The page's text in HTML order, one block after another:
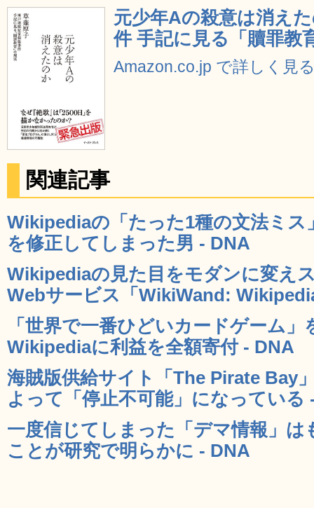
元少年Aの殺意は消え
件 手記に見る「贖罪教
Amazon.co.jp で詳しく見
関連記事
Wikipediaの「たった1種の文法ミス
を修正してしまった男 - DNA
Wikipediaの見た目をモダンに変え
Webサービス「WikiWand:
「世界で一番ひどいカードゲーム
Wikipediaに利益を全額寄付 - DNA
海賊版供給サイト「The Pirate Bay
よって「停止不可能」になっている
一度信じてしまった「デマ情報」
ことが研究で明らかに - DNA